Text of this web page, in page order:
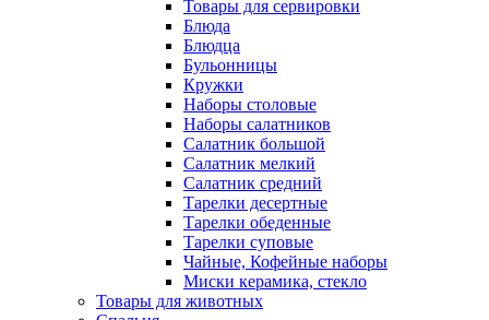
Товары для сервировки
Блюда
Блюдца
Бульонницы
Кружки
Наборы столовые
Наборы салатников
Салатник большой
Салатник мелкий
Салатник средний
Тарелки десертные
Тарелки обеденные
Тарелки суповые
Чайные, Кофейные наборы
Миски керамика, стекло
Товары для животных